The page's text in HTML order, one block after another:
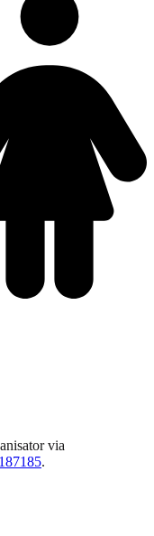
via
.